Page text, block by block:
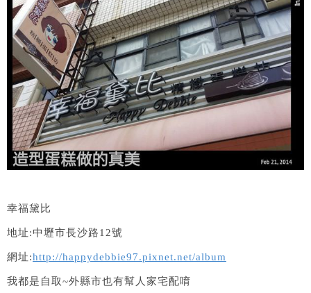
幸福黛比
地址:中壢市長沙路12號
網址:http://happydebbie97.pixnet.net/album
我都是自取~外縣市也有幫人家宅配唷